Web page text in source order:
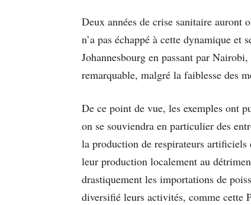
Deux années de crise sanitaire auront
n’a pas échappé à cette dynamique
Johannesbourg en passant par
remarquable, malgré la faiblesse des
De ce point de vue, les exemples ont
on se souviendra en particulier des
la production de respirateurs
leur production localement au
drastiquement les importations de
diversifié leurs activités, comme cette